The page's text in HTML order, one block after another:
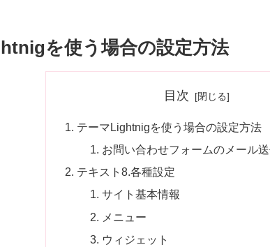
を使う場合の設定方法
目次
テーマLightnigを使う場合の設定方法
お問い合わせフォームのメール
テキスト8.各種設定
サイト基本情報
メニュー
ウィジェット